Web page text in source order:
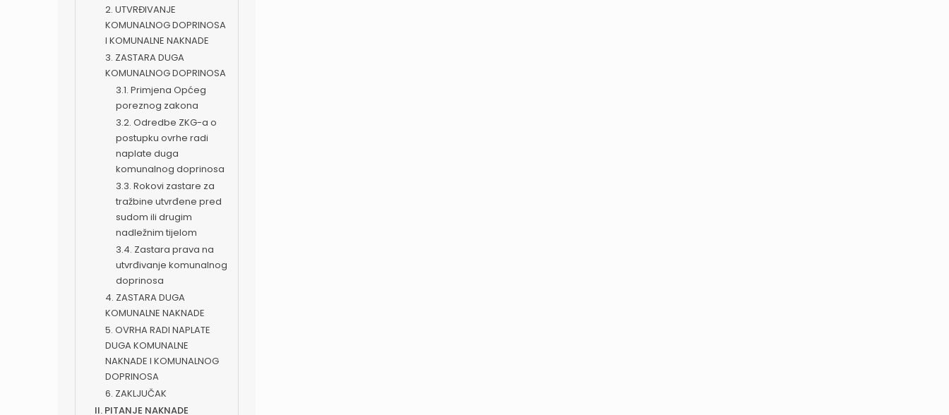
2. UTVRĐIVANJE
KOMUNALNOG DOPRINOSA
I KOMUNALNE NAKNADE
3. ZASTARA DUGA
KOMUNALNOG DOPRINOSA
3.1. Primjena Općeg
poreznog zakona
3.2. Odredbe ZKG-a o
postupku ovrhe radi
naplate duga
komunalnog doprinosa
3.3. Rokovi zastare za
tražbine utvrđene pred
sudom ili drugim
nadležnim tijelom
3.4. Zastara prava na
utvrđivanje komunalnog
doprinosa
4. ZASTARA DUGA
KOMUNALNE NAKNADE
5. OVRHA RADI NAPLATE
DUGA KOMUNALNE
NAKNADE I KOMUNALNOG
DOPRINOSA
6. ZAKLJUČAK
II. PITANJE NAKNADE